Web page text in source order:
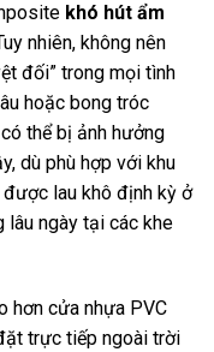
khó hút ẩm
nhiên, không nên
đối” trong mọi tình
hoặc bong tróc
thể bị ảnh hưởng
dù phù hợp với khu
lau khô định kỳ ở
lâu ngày tại các khe
hơn cửa nhựa PVC
trực tiếp ngoài trời